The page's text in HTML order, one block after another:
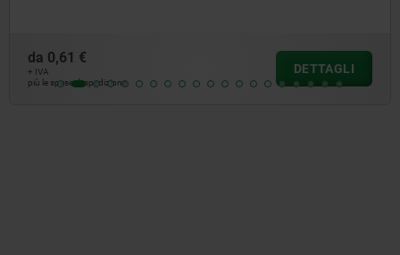
da0,68 €
più le spese di spedizione
DETTAGLI